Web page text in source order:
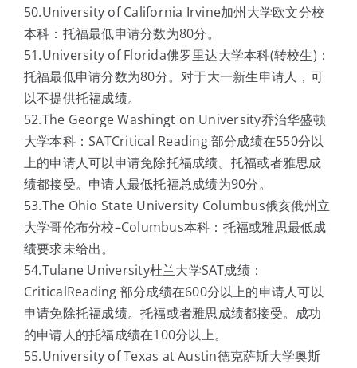
50.University of California Irvine加州大学欧文分校
本科：托福最低申请分数为80分。
51.University of Florida佛罗里达大学本科(转校生)：
托福最低申请分数为80分。对于大一新生申请人，可
以不提供托福成绩。
52.The George Washingt on University乔治华盛顿
大学本科：SATCritical Reading 部分成绩在550分以
上的申请人可以申请免除托福成绩。托福或者雅思成
绩都接受。申请人最低托福总成绩为90分。
53.The Ohio State University Columbus俄亥俄州立
大学哥伦布分校–Columbus本科：托福或雅思最低成
绩要求未给出。
54.Tulane University杜兰大学SAT成绩：
CriticalReading 部分成绩在600分以上的申请人可以
申请免除托福成绩。托福或者雅思成绩都接受。成功
的申请人的托福成绩在100分以上。
55.University of Texas at Austin德克萨斯大学奥斯